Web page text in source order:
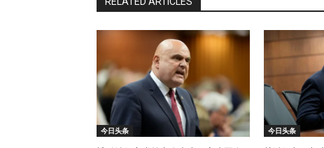
今日头条 今日头条